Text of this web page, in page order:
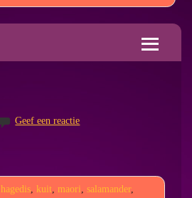
Geef een reactie
hagedis, kuit, maori salamander,